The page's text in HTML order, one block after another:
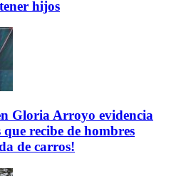
hijos
Gloria Arroyo evidencia
que recibe de hombres
de carros!